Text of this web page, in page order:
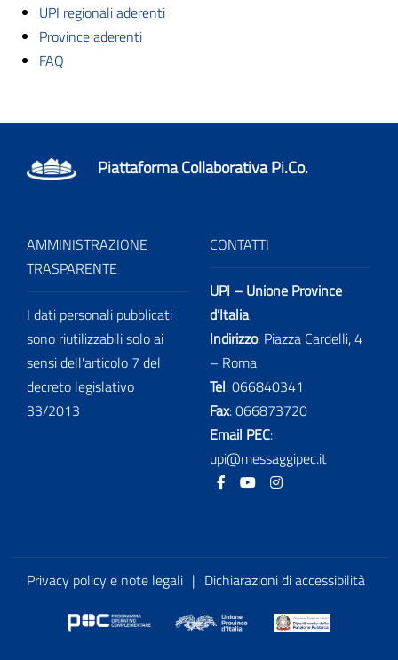
UPI regionali aderenti
Province aderenti
FAQ
Piattaforma Collaborativa Pi.Co.
AMMINISTRAZIONE
TRASPARENTE
I dati personali pubblicati
sono riutilizzabili solo ai
sensi dell'articolo 7 del
decreto legislativo
33/2013
CONTATTI
UPI – Unione Province
d’Italia
Indirizzo: Piazza Cardelli, 4
– Roma
Tel:066840341
Fax:066873720
Email PEC:
upi@messaggipec.it
FacebookYoutube
Privacy policy e note legali | Dichiarazioni di accessibilità